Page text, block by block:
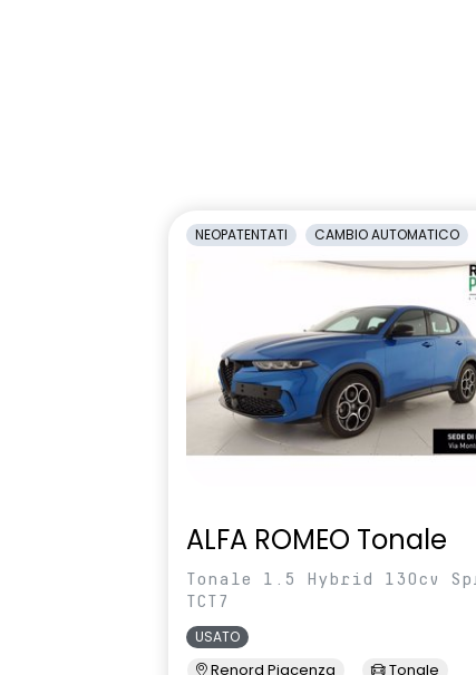
NEOPATENTATI CAMBIO AUTOMATICO
ALFA ROMEO Tonale
Tonale 1.5 Hybrid 130cv
TCT7
USATO
Renord Piacenza
Tonale